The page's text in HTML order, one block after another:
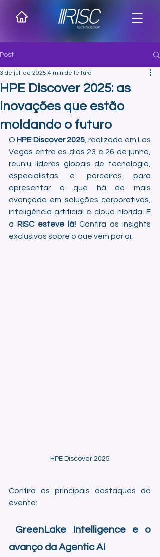
Post
HPE Discover 2025: as
inovações que estão
moldando o futuro
3 de jul. de 2025 4 min de leitura
O HPE Discover 2025 , realizado em Las
Vegas entre os dias 23 e 26 de junho,
reuniu líderes globais de tecnologia,
especialistas e parceiros para
apresentar o que há de mais
avançado em soluções corporativas,
inteligência artificial e cloud híbrida. E
a RISC esteve lá! Confira os insights
exclusivos sobre o que vem por aí.
HPE Discover 2025
Confira os principais destaques do
evento:
GreenLake Intelligence e o
avanço da Agentic AI